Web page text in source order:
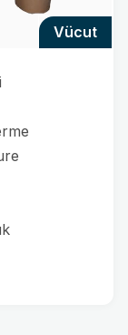
vücut